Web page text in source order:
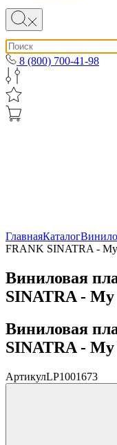
8 (800) 700-41-98
ГлавнаяКаталог
FRANK SINATRA - My
Виниловая
SINATRA -
Виниловая
SINATRA -
АртикулLP1001673